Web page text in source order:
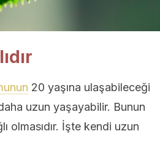
20 yaşına ulaşabileceği
uzun yaşayabilir. Bunun
olmasıdır. İşte kendi uzun